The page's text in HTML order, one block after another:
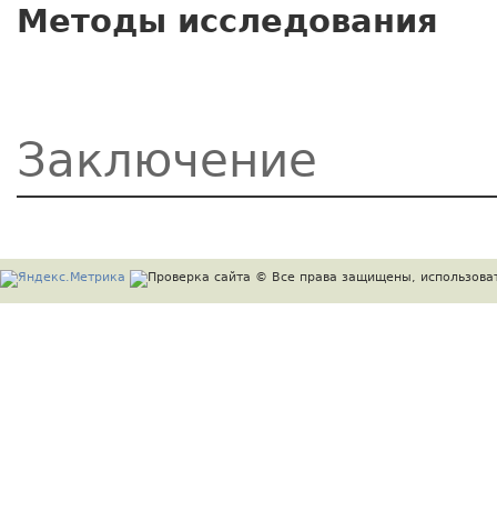
Методы исследования
Заключение
© Все права защищены,